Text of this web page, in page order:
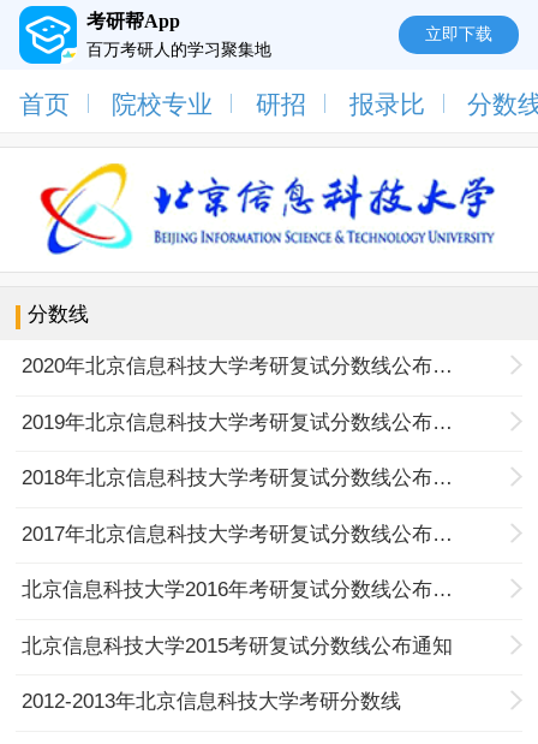
考研帮App
百万考研人的学习聚集地
立即下载
首页 院校专业 研招 报录比 分数
分数线
2020年北京信息科技大学考研复试分数线公布通知
2019年北京信息科技大学考研复试分数线公布通知
2018年北京信息科技大学考研复试分数线公布通知
2017年北京信息科技大学考研复试分数线公布通知
北京信息科技大学2016年考研复试分数线公布通知
北京信息科技大学2015考研复试分数线公布通知
2012-2013年北京信息科技大学考研分数线